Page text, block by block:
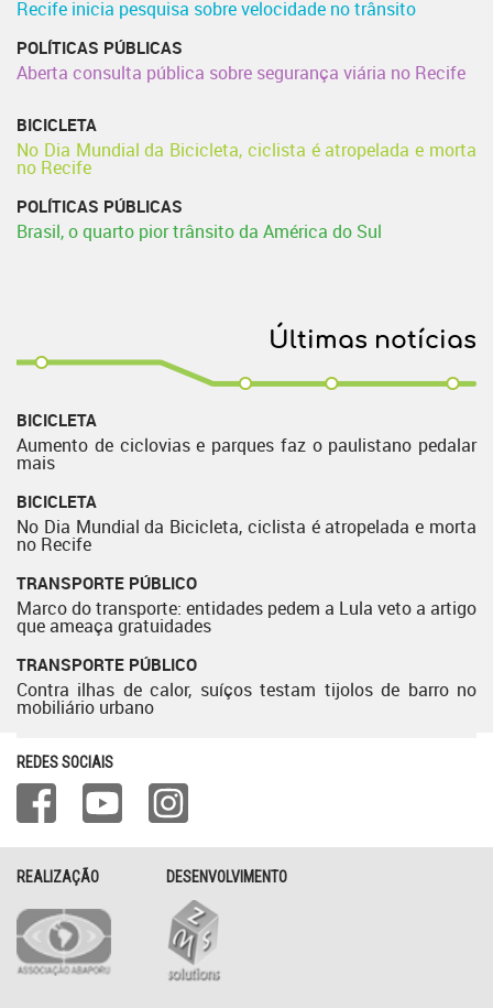
Recife inicia pesquisa sobre velocidade no trânsito
POLÍTICAS PÚBLICAS
Aberta consulta pública sobre segurança viária no Recife
BICICLETA
No Dia Mundial da Bicicleta, ciclista é atropelada e morta
no Recife
POLÍTICAS PÚBLICAS
Brasil, o quarto pior trânsito da América do Sul
Últimas notícias
BICICLETA
Aumento de ciclovias e parques faz o paulistano pedalar
mais
BICICLETA
No Dia Mundial da Bicicleta, ciclista é atropelada e morta
no Recife
TRANSPORTE PÚBLICO
Marco do transporte: entidades pedem a Lula veto a artigo
que ameaça gratuidades
TRANSPORTE PÚBLICO
Contra ilhas de calor, suíços testam tijolos de barro no
mobiliário urbano
REDES SOCIAIS
REALIZAÇÃO DESENVOLVIMENTO